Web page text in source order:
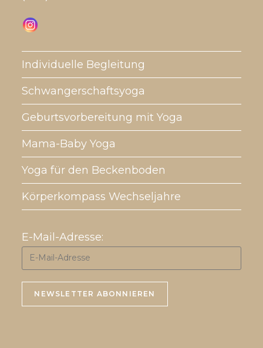
Individuelle Begleitung
Schwangerschaftsyoga
Geburtsvorbereitung mit Yoga
Mama-Baby Yoga
Yoga für den Beckenboden
Körperkompass Wechseljahre
E-Mail-Adresse: